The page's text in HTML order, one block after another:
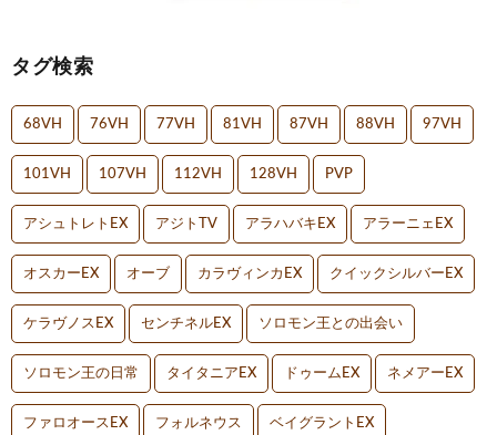
タグ検索
68VH 76VH 77VH 81VH 87VH 88VH 97VH
101VH 107VH 112VH 128VH PVP
アシュトレトEX アジトTV アラハバキEX アラーニェEX
オスカーEX オーブ カラヴィンカEX クイックシルバーEX
ケラヴノスEX センチネルEX ソロモン王との出会い
ソロモン王の日常 タイタニアEX ドゥームEX ネメアーEX
ファロオースEX フォルネウス ベイグラントEX